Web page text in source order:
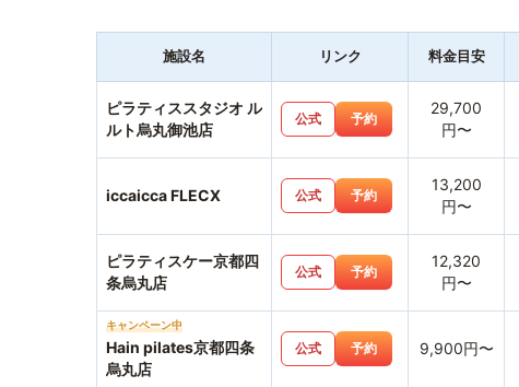
施設名 リンク 料金目安
ピラティススタジオ ル
ルト烏丸御池店
公式 予約
29,700
円〜
iccaicca FLECX 公式 予約
13,200
円〜
ピラティスケー京都四
条烏丸店
公式 予約
12,320
円〜
キャンペーン中
Hain pilates京都四条
烏丸店
公式 予約 9,900円〜